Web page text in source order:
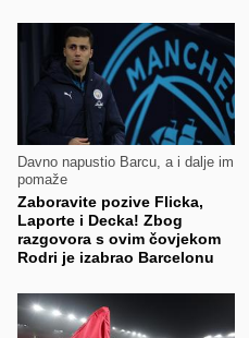
Davno napustio Barcu, a i dalje im
pomaže
Zaboravite pozive Flicka,
Laporte i Decka! Zbog
razgovora s ovim čovjekom
Rodri je izabrao Barcelonu